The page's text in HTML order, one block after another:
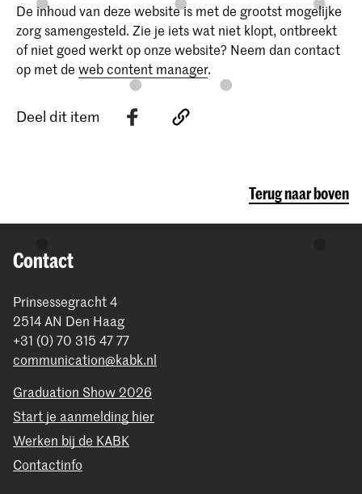
De inhoud van deze website is met de grootst mogelijke
zorg samengesteld. Zie je iets wat niet klopt, ontbreekt
of niet goed werkt op onze website? Neem dan contact
op met de web content manager.
Deel dit item
Terug naar boven
Contact
Prinsessegracht 4
2514 AN Den Haag
+31 (0) 70 315 47 77
communication@kabk.nl
Graduation Show 2026
Start je aanmelding hier
Werken bij de KABK
Contactinfo